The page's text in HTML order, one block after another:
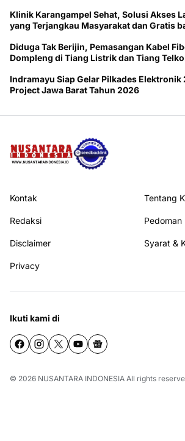
Klinik Karangampel Sehat, Solusi Akses
yang Terjangkau Masyarakat dan Gratis
Diduga Tak Berijin, Pemasangan Kabel
Dompleng di Tiang Listrik dan Tiang
Indramayu Siap Gelar Pilkades
Project Jawa Barat Tahun 2026
Kontak Tentang
Redaksi
Disclaimer Syarat &
Privacy
Ikuti kami di
© 2026 NUSANTARA INDONESIA All rights